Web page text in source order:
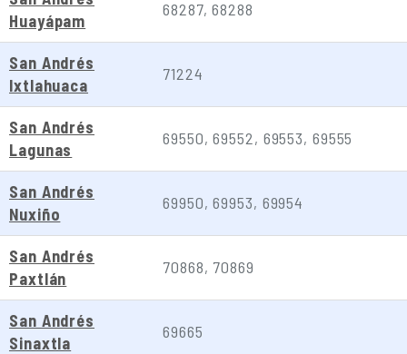
Huayápam
68287, 68288
San Andrés
Ixtlahuaca
71224
San Andrés
Lagunas
69550, 69552, 69553, 69555
San Andrés
Nuxiño
69950, 69953, 69954
San Andrés
Paxtlán
70868, 70869
San Andrés
Sinaxtla
69665